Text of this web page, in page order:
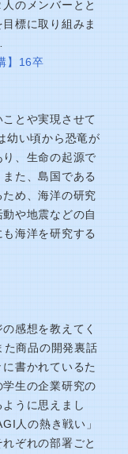
のメンバーとと
標に取り組みま
】16卒
ことや実現させて
幼い頃から恐竜が
、生命の起源で
た、島国である
め、海洋の研究
や地震などの自
海洋を研究する
感想を教えてく
た商品の開発裏話
書かれているた
生の企業研究の
うに思えまし
人の熱き戦い」
ぞれの部署ごと